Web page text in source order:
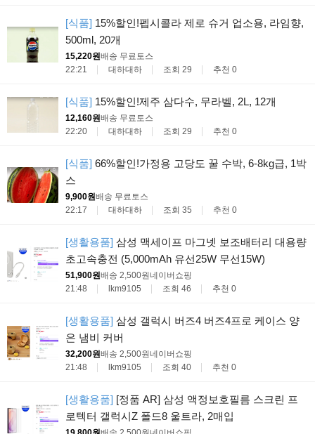
[식품] 15%할인!펩시콜라 제로 슈거 업소용, 라임향,
500ml, 20개
15,220원배송 무료토스
22:21
대하대하 조회 29 추천 0
[식품] 15%할인!제주 삼다수, 무라벨, 2L, 12개
12,160원배송 무료토스
22:20
대하대하 조회 29 추천 0
[식품] 66%할인!가정용 고당도 꿀 수박, 6-8kg급, 1박
스
9,900원배송 무료토스
22:17
대하대하 조회 35 추천 0
[생활용품] 삼성 맥세이프 마그넷 보조배터리 대용량
초고속충전 (5,000mAh 유선25W 무선15W)
51,900원배송 2,500원네이버쇼핑
21:48
lkm9105 조회 46 추천 0
[생활용품] 삼성 갤럭시 버즈4 버즈4프로 케이스 양
은 냄비 커버
32,200원배송 2,500원네이버쇼핑
21:48
lkm9105 조회 40 추천 0
[생활용품] [정품 AR] 삼성 액정보호필름 스크린 프
로텍터 갤럭시Z 폴드8 울트라, 2매입